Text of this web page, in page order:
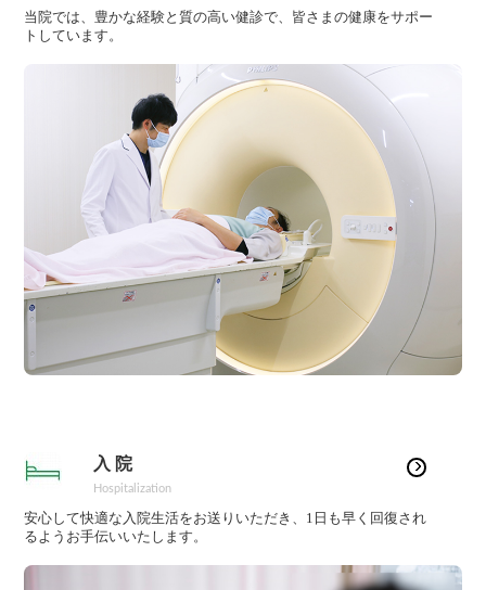
当院では、豊かな経験と質の高い健診で、皆さまの健康をサポー
トしています。
入 院
Hospitalization
安心して快適な入院生活をお送りいただき、1日も早く回復され
るようお手伝いいたします。